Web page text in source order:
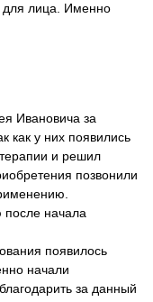
для лица. Именно
Ивановича за
как у них появились
и решил
позвонили
после начала
появилось
начали
за данный